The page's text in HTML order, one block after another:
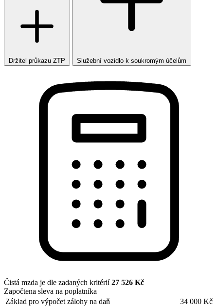
Držitel průkazu ZTP Služební vozidlo k soukromým účelům
Čistá mzda je dle zadaných kritérií27 526 Kč
Započtena sleva na poplatníka
Základ pro výpočet zálohy na daň
34 000 Kč